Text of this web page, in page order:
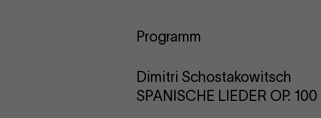
Programm
Dimitri Schostakowitsch
SPANISCHE LIEDER OP. 100